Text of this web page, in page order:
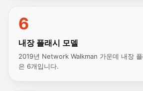
6
내장 플래시 모델
2019년 Network Walkman 가운데 내장
은 6개입니다.